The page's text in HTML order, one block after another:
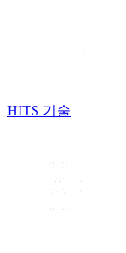
HITS 기술